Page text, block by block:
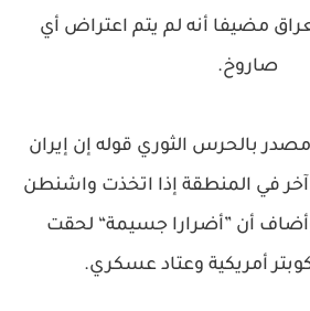
مضيفا أنه لم يتم اعتراض أي
صاروخ.
بالحرس الثوري قوله إن إيران
100 هدف آخر في المنطقة إذا اتخذت واشنطن
وأضاف أن ”أضرارا جسيمة“ لحقت
أمريكية وعتاد عسكري.